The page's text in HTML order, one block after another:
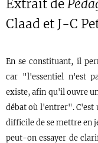
Extrait de
Claad et J-C
En se constituant, il
car "l'essentiel n'est
existe, afin qu'il ouvre
débat où l'entrer". C'est
difficile de se mettre en
peut-on essayer de